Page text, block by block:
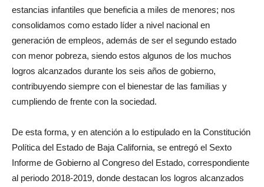
estancias infantiles que beneficia a miles de menores; nos
consolidamos como estado líder a nivel nacional en
generación de empleos, además de ser el segundo estado
con menor pobreza, siendo estos algunos de los muchos
logros alcanzados durante los seis años de gobierno,
contribuyendo siempre con el bienestar de las familias y
cumpliendo de frente con la sociedad.
De esta forma, y en atención a lo estipulado en la Constitución
Política del Estado de Baja California, se entregó el Sexto
Informe de Gobierno al Congreso del Estado, correspondiente
al periodo 2018-2019, donde destacan los logros alcanzados